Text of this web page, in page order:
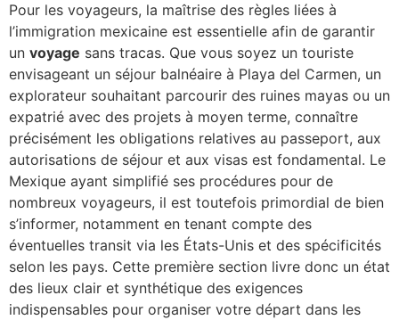
Pour les voyageurs, la maîtrise des règles liées à
l’immigration mexicaine est essentielle afin de garantir
un voyage sans tracas. Que vous soyez un touriste
envisageant un séjour balnéaire à Playa del Carmen, un
explorateur souhaitant parcourir des ruines mayas ou un
expatrié avec des projets à moyen terme, connaître
précisément les obligations relatives au passeport, aux
autorisations de séjour et aux visas est fondamental. Le
Mexique ayant simplifié ses procédures pour de
nombreux voyageurs, il est toutefois primordial de bien
s’informer, notamment en tenant compte des
éventuelles transit via les États-Unis et des spécificités
selon les pays. Cette première section livre donc un état
des lieux clair et synthétique des exigences
indispensables pour organiser votre départ dans les